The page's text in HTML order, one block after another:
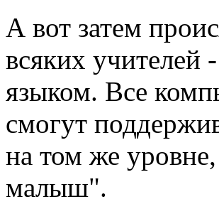
А вот затем
всяких учителей
языком. Все
смогут
на том же
малыш".